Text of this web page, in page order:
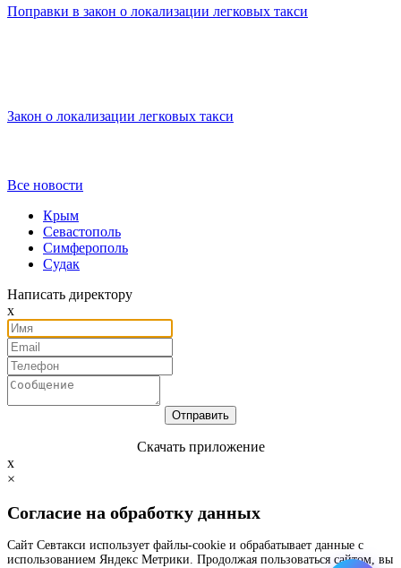
Поправки в закон о локализации легковых такси
Закон о локализации легковых такси
Все новости
Крым
Севастополь
Симферополь
Судак
Написать директору
х
Отправить
Cкачать приложение
х
×
Согласие на обработку данных
Сайт Севтакси использует файлы-cookie и обрабатывает данные с
использованием Яндекс Метрики. Продолжая пользоваться сайтом, вы